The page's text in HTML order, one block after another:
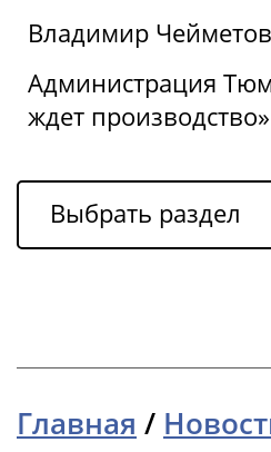
Владимир
Администрация
ждет производство»
Выбрать раздел
Главная /